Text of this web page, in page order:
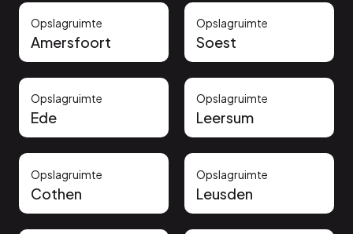
Opslagruimte
Amersfoort
Opslagruimte
Soest
Opslagruimte
Ede
Opslagruimte
Leersum
Opslagruimte
Cothen
Opslagruimte
Leusden